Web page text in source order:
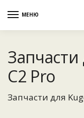
МЕНЮ
C2 Pro
Запчасти для